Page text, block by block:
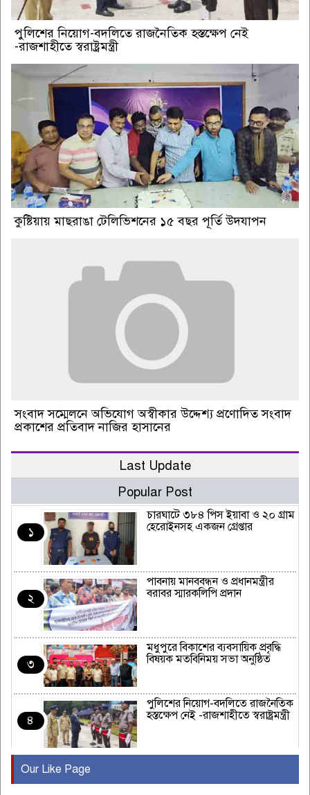
পুলিশের নিয়োগ-বদলিতে রাজনৈতিক হস্তক্ষেপ নেই
-রাজশাহীতে স্বরাষ্ট্রমন্ত্রী
কুষ্টিয়ায় মাছরাঙা টেলিভিশনের ১৫ বছর পূর্তি উদযাপন
সংবাদ সম্মেলনে অভিযোগ অস্বীকার উদ্দেশ্য প্রণোদিত সংবাদ
প্রকাশের প্রতিবাদ নাজির হাসানের
Last Update
Popular Post
১
চারঘাটে ৩৮৪ পিস ইয়াবা ও ২০ গ্রাম
হেরোইনসহ একজন গ্রেপ্তার
২
পাবনায় মানববন্ধন ও প্রধানমন্ত্রীর
বরাবর স্মারকলিপি প্রদান
৩
মধুপুরে বিকাশের ব্যবসায়িক প্রবৃদ্ধি
বিষয়ক মতবিনিময় সভা অনুষ্ঠিত
৪
পুলিশের নিয়োগ-বদলিতে রাজনৈতিক
হস্তক্ষেপ নেই -রাজশাহীতে স্বরাষ্ট্রমন্ত্রী
৫
বছর পূর্তি উদযাপন
Our Like Page